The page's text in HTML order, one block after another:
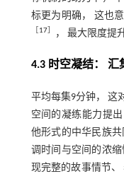
标更为明确， 这也
17］ ， 最大限度提
4.3 时空凝结： 汇
平均每集9分钟， 这
空间的凝练能力提
他形式的中华民族
调时间与空间的浓
现完整的故事情节